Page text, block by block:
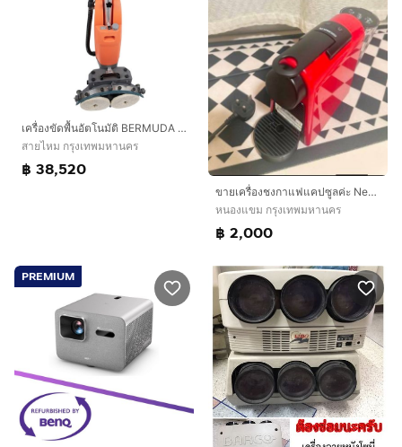
เครื่องขัดพื้นอัตโนมัติ BERMUDA รุ่น MINI 18 (Auto Scubber)
สายไหม กรุงเทพมหานคร
฿ 38,520
ขายเครื่องชงกาแฟแคปซูลค่ะ Nespresso Essenza Mini
หนองแขม กรุงเทพมหานคร
฿ 2,000
PREMIUM